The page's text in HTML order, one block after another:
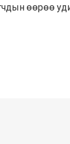
өөрөө